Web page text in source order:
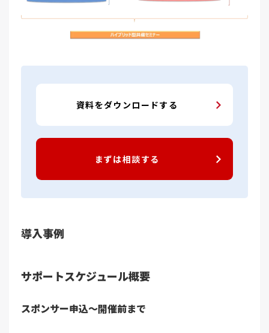
資料をダウンロードする
まずは相談する
導入事例
サポートスケジュール概要
スポンサー申込～開催前まで